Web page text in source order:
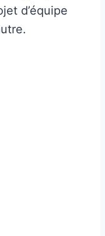
d’équipe